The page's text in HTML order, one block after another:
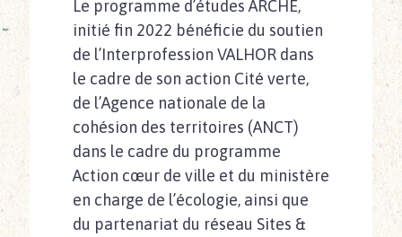
Le programme d’études ARCHE,
initié fin 2022 bénéficie du soutien
de l’Interprofession VALHOR dans
le cadre de son action Cité verte,
de l’Agence nationale de la
cohésion des territoires (ANCT)
dans le cadre du programme
Action cœur de ville et du ministère
en charge de l’écologie, ainsi que
du partenariat du réseau Sites &